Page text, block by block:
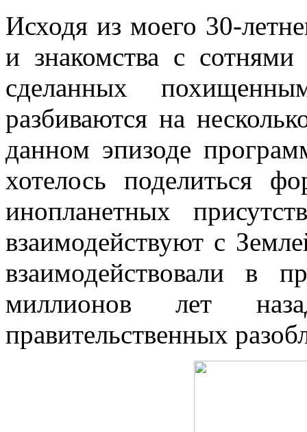
Исходя из моего 30-
и знакомства с
сделанных
разбиваются на
данном эпизоде
хотелось поделиться
инопланетных
взаимодействуют с
взаимодействовали в
миллионов лет
правительственных